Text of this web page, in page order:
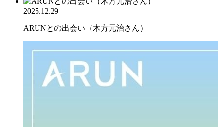
2025.12.29
ARUNとの出会い（木方元治さん）